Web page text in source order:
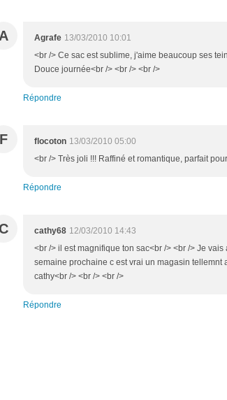
A Agrafe 13/03/2010 10:01
<br /> Ce sac est sublime, j'aime beaucoup ses
Douce journée<br /> <br /> <br />
Répondre
F flocoton 13/03/2010 05:00
<br /> Très joli !!! Raffiné et romantique, parfait
Répondre
cathy68 12/03/2010 14:43
<br /> il est magnifique ton sac<br /> <br /> Je
semaine prochaine c est vrai un magasin tellemnt
cathy<br /> <br /> <br />
Répondre